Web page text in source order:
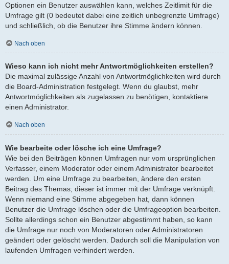
Optionen ein Benutzer auswählen kann, welches Zeitlimit für die
Umfrage gilt (0 bedeutet dabei eine zeitlich unbegrenzte Umfrage)
und schließlich, ob die Benutzer ihre Stimme ändern können.
Nach oben
Wieso kann ich nicht mehr Antwortmöglichkeiten erstellen?
Die maximal zulässige Anzahl von Antwortmöglichkeiten wird durch
die Board-Administration festgelegt. Wenn du glaubst, mehr
Antwortmöglichkeiten als zugelassen zu benötigen, kontaktiere
einen Administrator.
Nach oben
Wie bearbeite oder lösche ich eine Umfrage?
Wie bei den Beiträgen können Umfragen nur vom ursprünglichen
Verfasser, einem Moderator oder einem Administrator bearbeitet
werden. Um eine Umfrage zu bearbeiten, ändere den ersten
Beitrag des Themas; dieser ist immer mit der Umfrage verknüpft.
Wenn niemand eine Stimme abgegeben hat, dann können
Benutzer die Umfrage löschen oder die Umfrageoption bearbeiten.
Sollte allerdings schon ein Benutzer abgestimmt haben, so kann
die Umfrage nur noch von Moderatoren oder Administratoren
geändert oder gelöscht werden. Dadurch soll die Manipulation von
laufenden Umfragen verhindert werden.